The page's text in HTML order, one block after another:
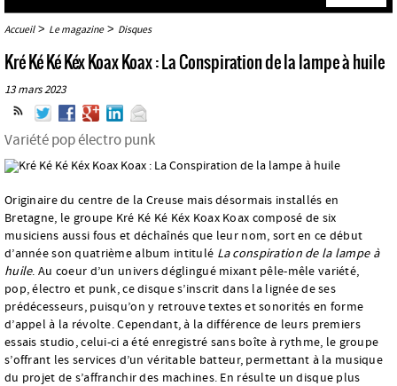
Accueil> Le magazine> Disques
Kré Ké Ké Kéx Koax Koax : La Conspiration de la lampe à huile
13 mars 2023
Variété pop électro punk
Originaire du centre de la Creuse mais désormais installés en
Bretagne, le groupe Kré Ké Ké Kéx Koax Koax composé de six
musiciens aussi fous et déchaînés que leur nom, sort en ce début
d’année son quatrième album intitulé La conspiration de la lampe à
huile. Au coeur d’un univers déglingué mixant pêle-mêle variété,
pop, électro et punk, ce disque s’inscrit dans la lignée de ses
prédécesseurs, puisqu’on y retrouve textes et sonorités en forme
d’appel à la révolte. Cependant, à la différence de leurs premiers
essais studio, celui-ci a été enregistré sans boîte à rythme, le groupe
s’offrant les services d’un véritable batteur, permettant à la musique
du projet de s’affranchir des machines. En résulte un disque plus